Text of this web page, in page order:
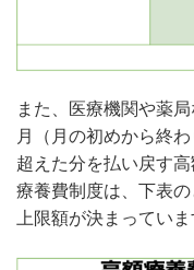
また、医療機関や薬
月（月の初めから終
超えた分を払い戻す
療養費制度は、下表
上限額が決まっていま